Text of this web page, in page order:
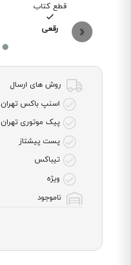
قطع کتاب
رقعی
روش های ارسال
اسنپ باکس تهران
پیک موتوری تهران
پست پیشتاز
تیباکس
ویژه
ناموجود